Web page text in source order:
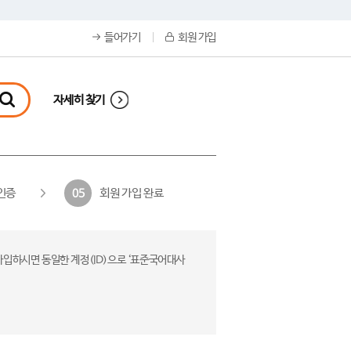
들어가기 회원 가입
자세히 찾기
증 05 회원 가입 완료
하시면 동일한 계정(ID)으로 ‘표준국어대사